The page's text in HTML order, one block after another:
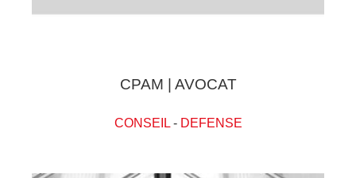
CPAM | AVOCAT
CONSEIL- DEFENSE